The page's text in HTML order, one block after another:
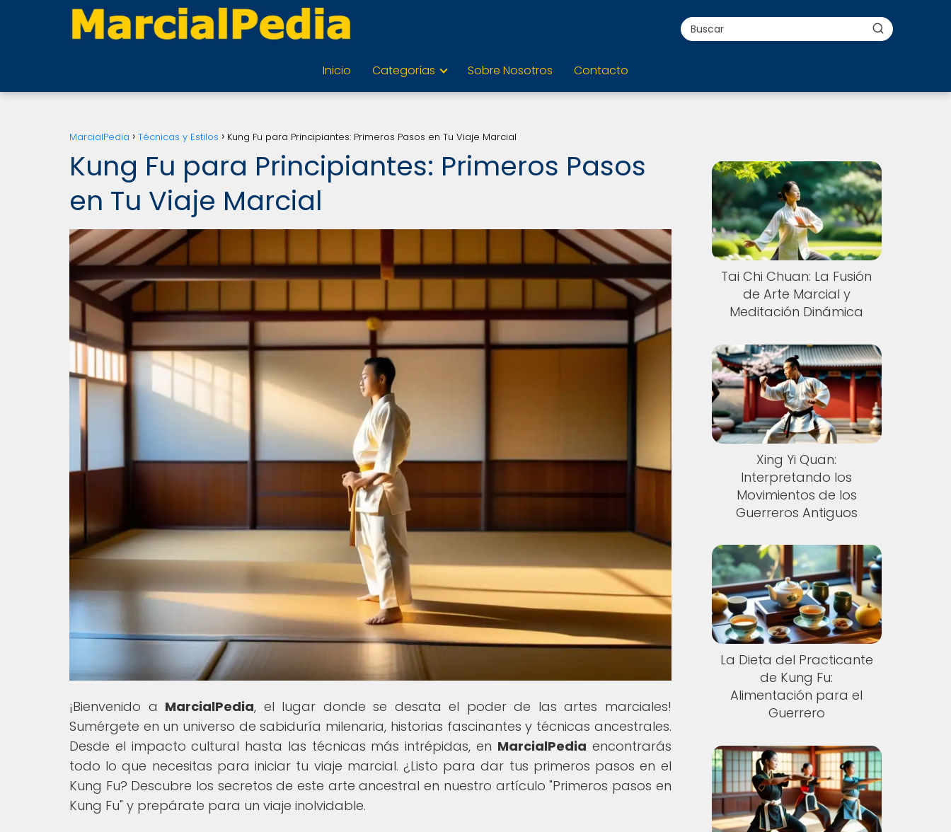
Inicio Categorías Sobre Nosotros Contacto
MarcialPedia Técnicas y Estilos Kung Fu para Principiantes: Primeros Pasos en Tu Viaje Marcial
Kung Fu para Principiantes: Primeros Pasos
en Tu Viaje Marcial
¡Bienvenido a MarcialPedia, el lugar donde se desata el poder de las artes marciales!
Sumérgete en un universo de sabiduría milenaria, historias fascinantes y técnicas ancestrales.
Desde el impacto cultural hasta las técnicas más intrépidas, en MarcialPedia encontrarás
todo lo que necesitas para iniciar tu viaje marcial. ¿Listo para dar tus primeros pasos en el
Kung Fu? Descubre los secretos de este arte ancestral en nuestro artículo "Primeros pasos en
Kung Fu" y prepárate para un viaje inolvidable.
Tai Chi Chuan: La Fusión
de Arte Marcial y
Meditación Dinámica
Xing Yi Quan:
Interpretando los
Movimientos de los
Guerreros Antiguos
La Dieta del Practicante
de Kung Fu:
Alimentación para el
Guerrero